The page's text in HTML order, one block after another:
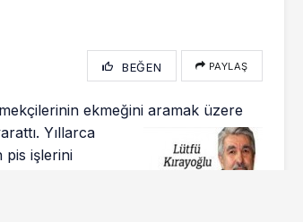
BEĞEN PAYLAŞ
ekmeğini aramak üzere
Yıllarca
pis işlerini